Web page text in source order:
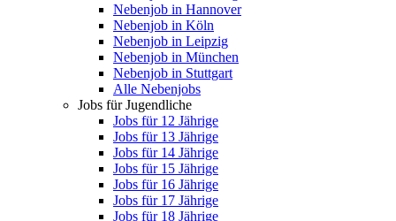
Nebenjob in Hannover
Nebenjob in Köln
Nebenjob in Leipzig
Nebenjob in München
Nebenjob in Stuttgart
Alle Nebenjobs
Jobs für Jugendliche
Jobs für 12 Jährige
Jobs für 13 Jährige
Jobs für 14 Jährige
Jobs für 15 Jährige
Jobs für 16 Jährige
Jobs für 17 Jährige
Jobs für 18 Jährige